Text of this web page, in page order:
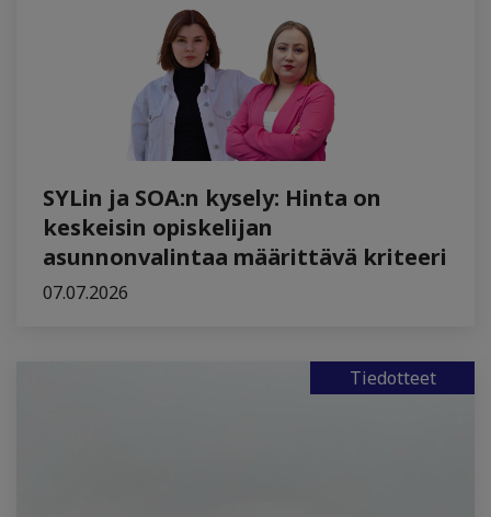
SYLin ja SOA:n kysely: Hinta on
keskeisin opiskelijan
asunnonvalintaa määrittävä kriteeri
07.07.2026
Tiedotteet